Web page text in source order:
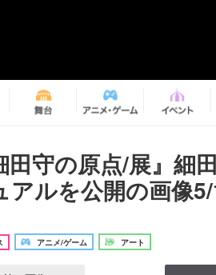
田守の原点/展』
アルを公開の画像5/
アニメ/ゲーム アート